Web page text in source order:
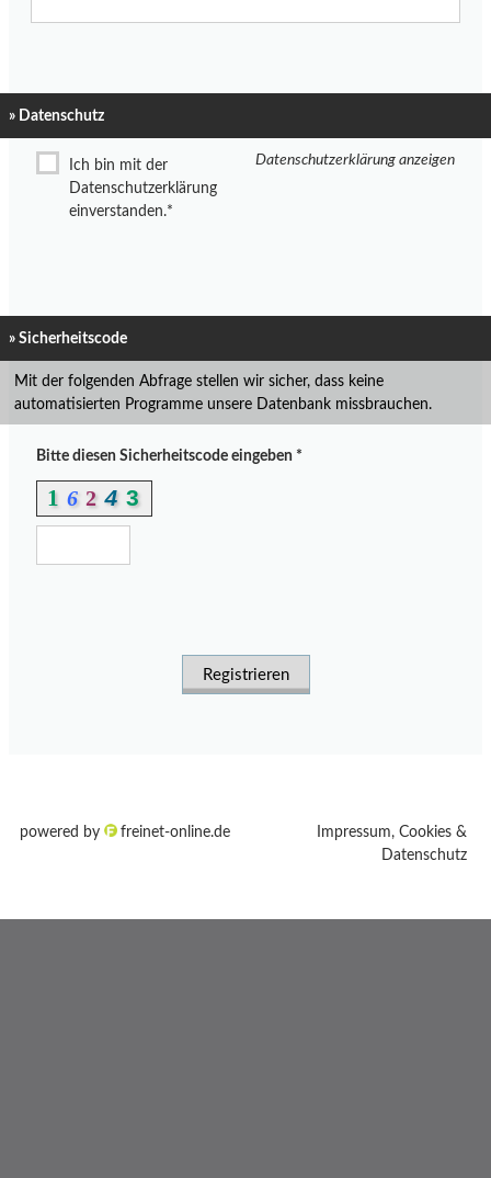
» Datenschutz
Datenschutzerklärung anzeigen
Ich bin mit der
Datenschutzerklärung
einverstanden.*
» Sicherheitscode
Mit der folgenden Abfrage stellen wir sicher, dass keine
automatisierten Programme unsere Datenbank missbrauchen.
Bitte diesen Sicherheitscode eingeben *
1 6 2 4 3
Registrieren
powered by freinet-online.de
Impressum, Cookies &
Datenschutz